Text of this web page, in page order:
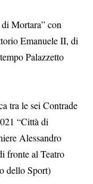
Mortara” con
Emanuele II, di
Palazzetto
tra le sei Contrade
“Città di
Alessandro
fronte al Teatro
dello Sport)